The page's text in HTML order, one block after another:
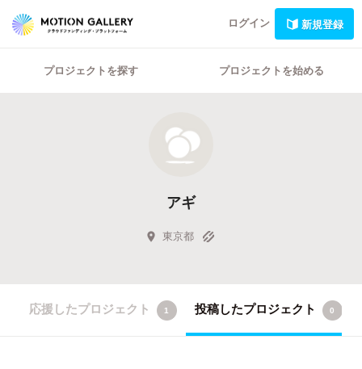
ログイン 新規登録
プロジェクトを探す プロジェクトを始める
アギ
東京都
応援したプロジェクト 1 投稿したプロジェクト 0